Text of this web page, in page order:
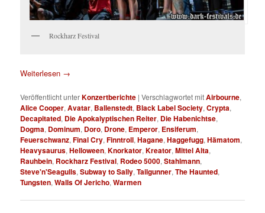
Rockharz Festival
Weiterlesen →
Veröffentlicht unterKonzertberichte |Verschlagwortet mitAirbourne,
Alice Cooper,Avatar, Ballenstedt, Black Label Society,Crypta,
Decapitated, Die Apokalyptischen Reiter, Die Habenichtse,
Dogma, Dominum, Doro, Drone, Emperor, Ensiferum,
Feuerschwanz,Final Cry,Finntroll,Hagane,Haggefugg,Hämatom,
Heavysaurus,Helloween,Knorkator,Kreator,Mittel Alta,
Rauhbein, Rockharz Festival, Rodeo 5000,Stahlmann,
Steve'n'Seagulls,Subway to Sally,Tailgunner,The Haunted,
Tungsten,Walls Of Jericho,Warmen